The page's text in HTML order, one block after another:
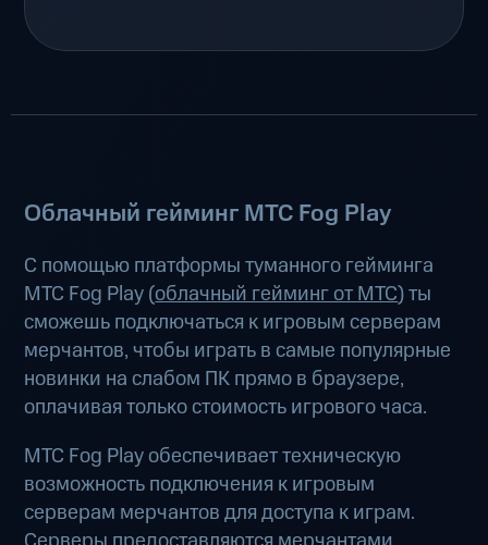
Облачный гейминг МТС Fog Play
С помощью платформы туманного гейминга
МТС Fog Play (облачный гейминг от МТС) ты
сможешь подключаться к игровым серверам
мерчантов, чтобы играть в самые популярные
новинки на слабом ПК прямо в браузере,
оплачивая только стоимость игрового часа.
МТС Fog Play обеспечивает техническую
возможность подключения к игровым
серверам мерчантов для доступа к играм.